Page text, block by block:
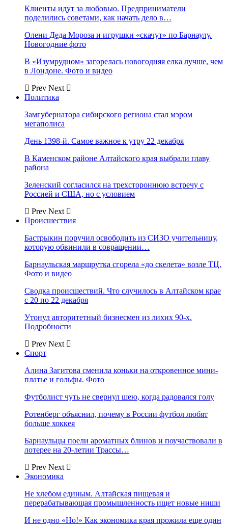
Клиенты идут за любовью. Предприниматели
поделились советами, как начать дело в…
Олени Деда Мороза и игрушки «скачут» по Барнаулу.
Новогодние фото
В «Изумрудном» загорелась новогодняя елка лучше, чем
в Лондоне. Фото и видео
Prev Next
Политика
Замгубернатора сибирского региона стал мэром
мегаполиса
День 1398-й. Самое важное к утру 22 декабря
В Каменском районе Алтайского края выбрали главу
района
Зеленский согласился на трехстороннюю встречу с
Россией и США, но с условием
Prev Next
Происшествия
Бастрыкин поручил освободить из СИЗО учительницу,
которую обвинили в совращении…
Барнаульская маршрутка сгорела «до скелета» возле ТЦ.
Фото и видео
Сводка происшествий. Что случилось в Алтайском крае
с 20 по 22 декабря
Утонул авторитетный бизнесмен из лихих 90-х.
Подробности
Prev Next
Спорт
Алина Загитова сменила коньки на откровенное мини-
платье и гольфы. Фото
Футболист чуть не свернул шею, когда радовался голу
Ротенберг объяснил, почему в России футбол любят
больше хоккея
Барнаульцы поели ароматных блинов и поучаствовали в
лотерее на 20-летии Трассы…
Prev Next
Экономика
Не хлебом единым. Алтайская пищевая и
перерабатывающая промышленность ищет новые ниши
И не одно «Но!» Как экономика края прожила еще один